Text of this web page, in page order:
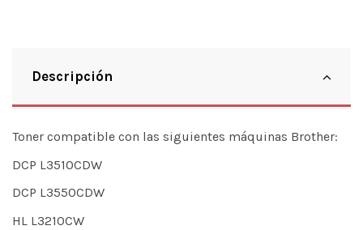
Descripción
Toner compatible con las siguientes máquinas Brother:
DCP L3510CDW
DCP L3550CDW
HL L3210CW